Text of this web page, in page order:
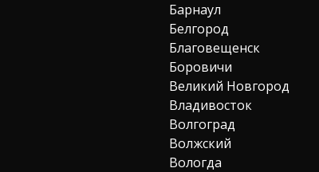
Барнаул
Белгород
Благовещенск
Боровичи
Великий Новгород
Владивосток
Волгоград
Волжский
Вологда